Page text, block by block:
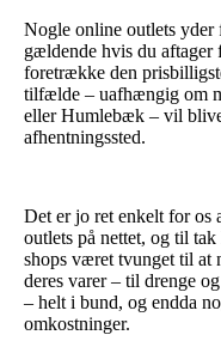
Nogle online outlets yder
gældende hvis du aftager
foretrække den
tilfælde – uafhængig om
eller Humlebæk – vil
afhentningssted.
Det er jo ret enkelt for os
outlets på nettet, og til
shops været tvunget til at
deres varer – til drenge
– helt i bund, og endda
omkostninger.